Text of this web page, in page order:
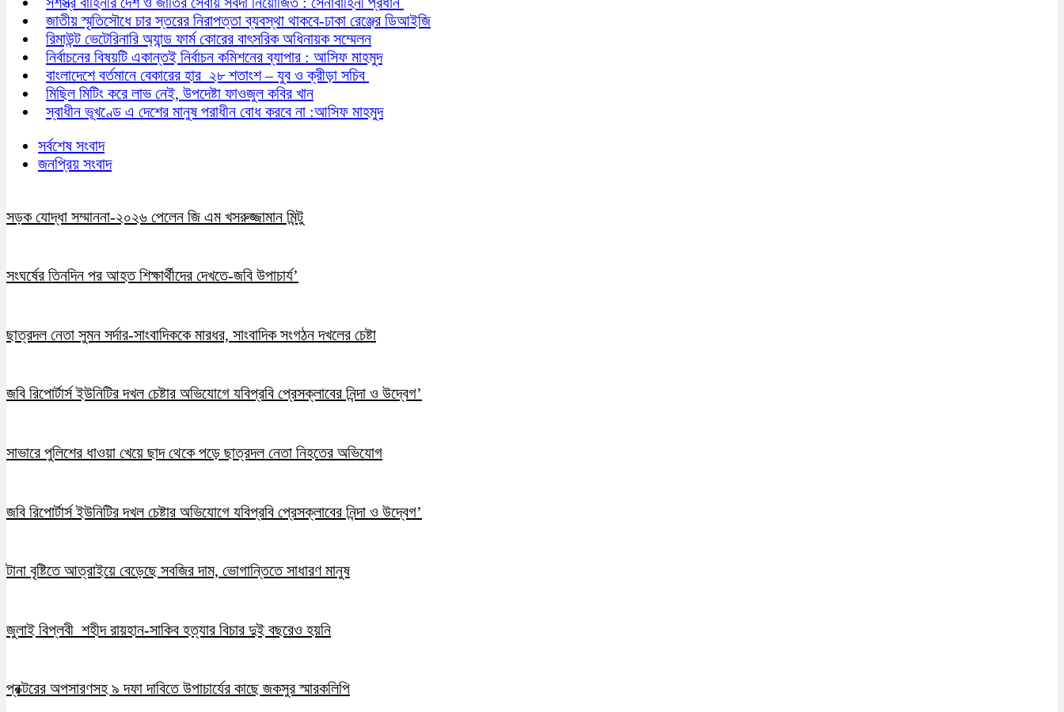
জাতীয় স্মৃতিসৌধে চার স্তরের নিরাপত্তা ব্যবস্থা থাকবে-ঢাকা রেঞ্জের ডিআইজি
রিমাউন্ট ভেটেরিনারি অ্যান্ড ফার্ম কোরের বাৎসরিক অধিনায়ক সম্মেলন
নির্বাচনের বিষয়টি একান্তই নির্বাচন কমিশনের ব্যাপার : আসিফ মাহমুদ
বাংলাদেশে বর্তমানে বেকারের হার ২৮ শতাংশ – যুব ও ক্রীড়া সচিব
মিছিল মিটিং করে লাভ নেই, উপদেষ্টা ফাওজুল কবির খান
স্বাধীন ভূখণ্ডে এ দেশের মানুষ পরাধীন বোধ করবে না :আসিফ মাহমুদ
সর্বশেষ সংবাদ
জনপ্রিয় সংবাদ
সড়ক যোদ্ধা সম্মাননা-২০২৬ পেলেন জি এম খসরুজ্জামান মিন্টু
সংঘর্ষের তিনদিন পর আহত শিক্ষার্থীদের দেখতে-জবি উপাচার্য’
ছাত্রদল নেতা সুমন সর্দার-সাংবাদিককে মারধর, সাংবাদিক সংগঠন দখলের চেষ্টা
জবি রিপোর্টার্স ইউনিটির দখল চেষ্টার অভিযোগে যবিপ্রবি প্রেসক্লাবের নিন্দা ও উদ্বেগ’
সাভারে পুলিশের ধাওয়া খেয়ে ছাদ থেকে পড়ে ছাত্রদল নেতা নিহতের অভিযোগ
জবি রিপোর্টার্স ইউনিটির দখল চেষ্টার অভিযোগে যবিপ্রবি প্রেসক্লাবের নিন্দা ও উদ্বেগ’
টানা বৃষ্টিতে আত্রাইয়ে বেড়েছে সবজির দাম, ভোগান্তিতে সাধারণ মানুষ
জুলাই বিপ্লবী শহীদ রায়হান-সাকিব হত্যার বিচার দুই বছরেও হয়নি
প্রক্টরের অপসারণসহ ৯ দফা দাবিতে উপাচার্যের কাছে জকসুর স্মারকলিপি